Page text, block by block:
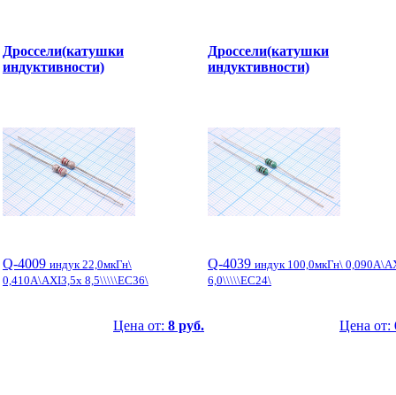
Дроссели(катушки
индуктивности)
Q-4009 индук 22,0мкГн\
0,410А\AXI3,5x 8,5\\\\\EC36\
Цена от: 8 руб.
Дроссели(катушки
индуктивности)
Q-4039 индук 100,0мкГн\
6,0\\\\\EC24\
Цена от: